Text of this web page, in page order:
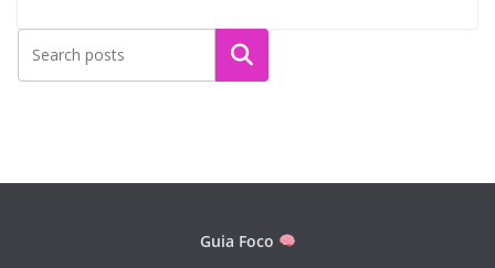
Pesquisar
Guia Foco